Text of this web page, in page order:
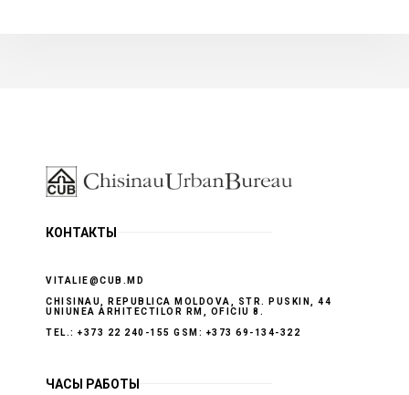
КОНТАКТЫ
VITALIE@CUB.MD
CHISINAU, REPUBLICA MOLDOVA, STR. PUSKIN, 44
UNIUNEA ARHITECTILOR RM, OFICIU 8.
TEL.: +373 22 240-155 GSM: +373 69-134-322
ЧАСЫ РАБОТЫ